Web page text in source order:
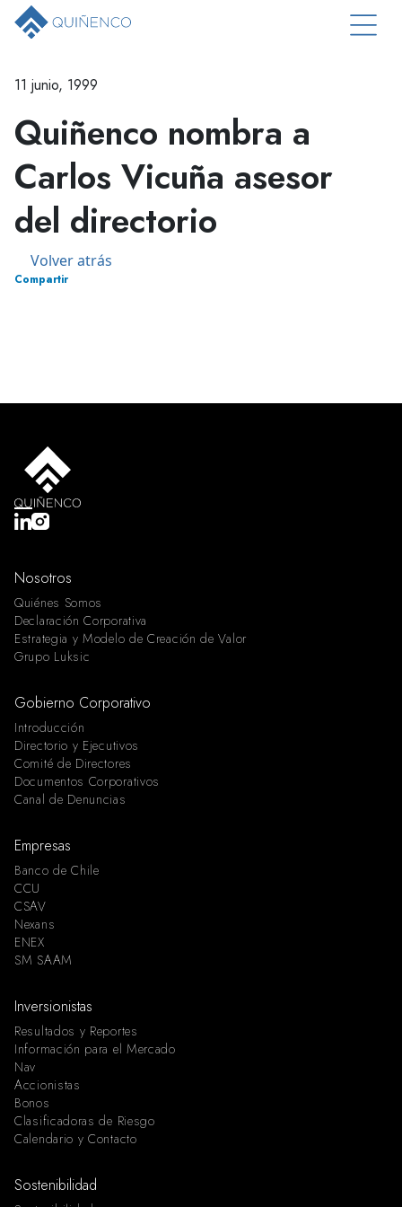
11 junio, 1999
Quiñenco nombra a
Carlos Vicuña asesor
del directorio
Volver atrás
Compartir
Nosotros
Quiénes Somos
Declaración Corporativa
Estrategia y Modelo de Creación de Valor
Grupo Luksic
Gobierno Corporativo
Introducción
Directorio y Ejecutivos
Comité de Directores
Documentos Corporativos
Canal de Denuncias
Empresas
Banco de Chile
CCU
CSAV
Nexans
ENEX
SM SAAM
Inversionistas
Resultados y Reportes
Información para el Mercado
Nav
Accionistas
Bonos
Clasificadoras de Riesgo
Calendario y Contacto
Sostenibilidad